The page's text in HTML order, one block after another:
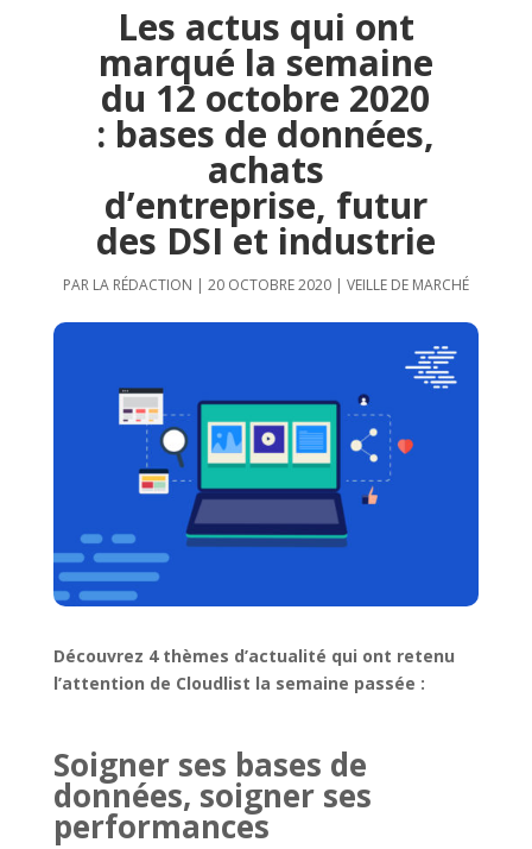
Les actus qui ont
marqué la semaine
du 12 octobre 2020
: bases de données,
achats
d’entreprise, futur
des DSI et industrie
PAR LA RÉDACTION | 20 OCTOBRE 2020| VEILLE DE MARCHÉ
Découvrez 4 thèmes d’actualité qui ont retenu
l’attention de Cloudlist la semaine passée :
Soigner ses bases de
données, soigner ses
performances